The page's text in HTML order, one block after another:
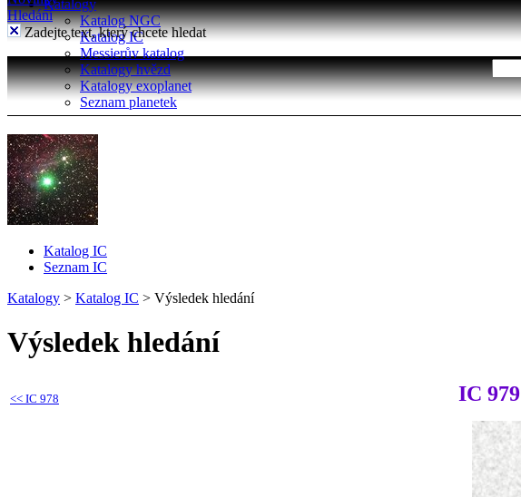
Katalogy
Katalog NGC
Katalog IC
Messierův katalog
Katalogy hvězd
Katalogy exoplanet
Seznam planetek
Hledání
Zadejte text, který chcete hledat
Katalog IC
Seznam IC
Katalogy > Katalog IC > Výsledek hledání
Výsledek hledání
<< IC 978 IC 979